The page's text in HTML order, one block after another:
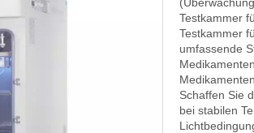
Testkammer
Testkammer
umfassende
Schaffen Sie
bei stabilen